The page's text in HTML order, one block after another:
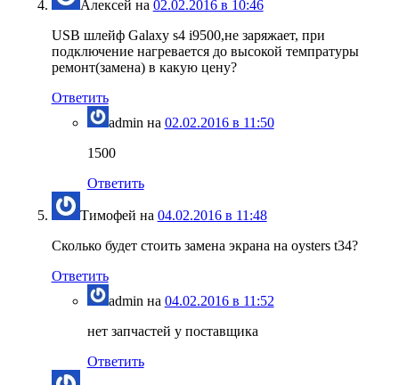
Алексей на 02.02.2016 в 10:46
USB шлейф Galaxy s4 i9500,не заряжает, при
подключение нагревается до высокой темпратуры
ремонт(замена) в какую цену?
Ответить
admin на 02.02.2016 в 11:50
1500
Ответить
Тимофей на 04.02.2016 в 11:48
Сколько будет стоить замена экрана на oysters t34?
Ответить
admin на 04.02.2016 в 11:52
нет запчастей у поставщика
Ответить